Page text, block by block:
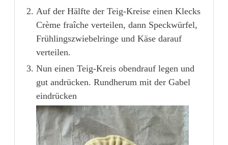
Auf der Hälfte der Teig-Kreise einen Klecks
Crème fraîche verteilen, dann Speckwürfel,
Frühlingszwiebelringe und Käse darauf
verteilen.
Nun einen Teig-Kreis obendrauf legen und
gut andrücken. Rundherum mit der Gabel
eindrücken